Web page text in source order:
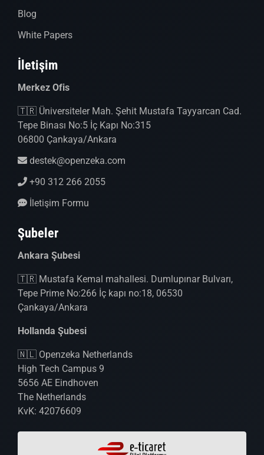
Blog
White Papers
İletişim
Merkez Ofis
🇹🇷 Üniversiteler Mah. Şehit Mustafa Tayyarcan Cad.
Tepe Binası No:5 İç Kapı No:315
06800 Çankaya/Ankara
destek@openzeka.com
+90 312 266 2055
İletişim Formu
Şubeler
Ankara Şubesi
🇹🇷 Mustafa Kemal mahallesi. Dumlupınar Bulvarı,
Tepe Prime No:266 İç kapı no:18, 06530
Çankaya/Ankara
Hollanda Şubesi
🇳🇱 Openzeka Netherlands
High Tech Campus 9
5656 AE Eindhoven
The Netherlands
KvK: 42076609